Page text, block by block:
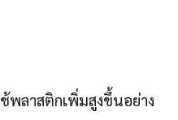
พลาสติกเพิ่มสูงขึ้นอย่าง